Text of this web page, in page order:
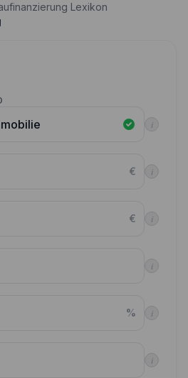
Lexikon
i
€ i
€ i
i
% i
i